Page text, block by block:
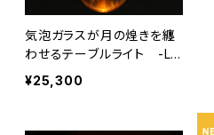
気泡ガラスが月の煌きを纏
わせるテーブルライト -Lu
na / ルナ –
¥25,300